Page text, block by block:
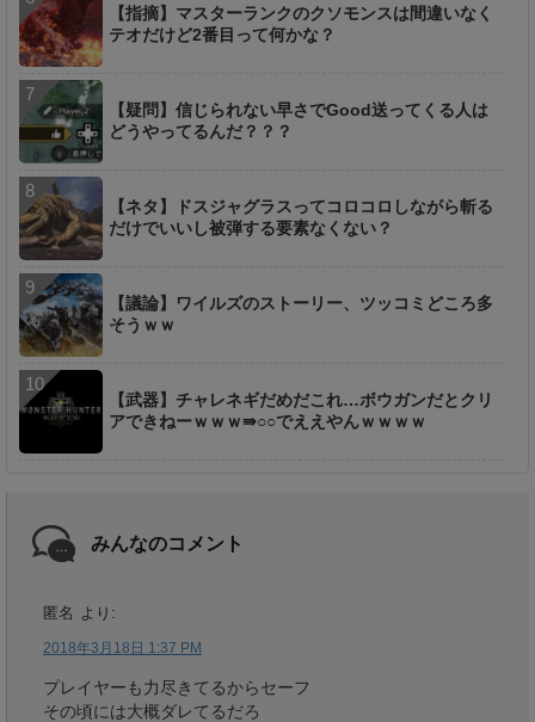
【指摘】マスターランクのクソモンスは間違いなく
テオだけど2番目って何かな？
【疑問】信じられない早さでGood送ってくる人は
どうやってるんだ？？？
【ネタ】ドスジャグラスってコロコロしながら斬る
だけでいいし被弾する要素なくない？
【議論】ワイルズのストーリー、ツッコミどころ多
そうｗｗ
【武器】チャレネギだめだこれ…ボウガンだとクリ
アできねーｗｗｗ⇛○○でええやんｗｗｗｗ
みんなのコメント
匿名 より:
2018年3月18日 1:37 PM
プレイヤーも力尽きてるからセーフ
その頃には大概ダレてるだろ